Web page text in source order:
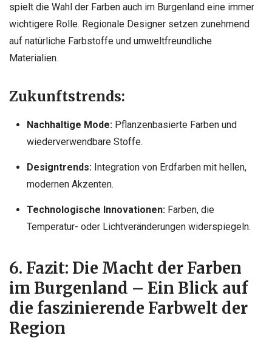
spielt die Wahl der Farben auch im Burgenland eine immer
wichtigere Rolle. Regionale Designer setzen zunehmend
auf natürliche Farbstoffe und umweltfreundliche
Materialien.
Zukunftstrends:
Nachhaltige Mode:Pflanzenbasierte Farben und
wiederverwendbare Stoffe.
Designtrends:Integration von Erdfarben mit hellen,
modernen Akzenten.
Technologische Innovationen:Farben, die
Temperatur- oder Lichtveränderungen widerspiegeln.
6. Fazit: Die Macht der Farben
im Burgenland – Ein Blick auf
die faszinierende Farbwelt der
Region